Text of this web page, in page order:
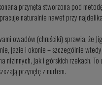
przynęta stworzona pod
naturalnie nawet przy
owadów (chruściki) sprawia, że
jazie i okonie – szczególnie
nizinnych, jak i górskich rzekach.
przynętę z nurtem.